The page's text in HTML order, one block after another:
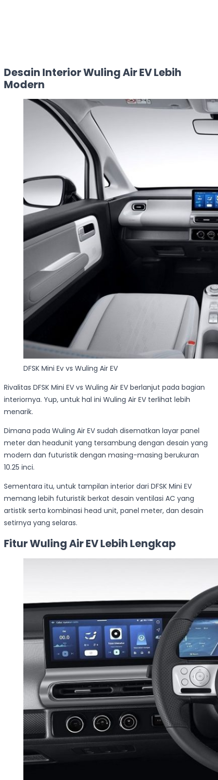
Desain Interior Wuling Air EV Lebih
Modern
DFSK Mini Ev vs Wuling Air EV
Rivalitas DFSK Mini EV vs Wuling Air EV berlanjut pada bagian
interiornya. Yup, untuk hal ini Wuling Air EV terlihat lebih
menarik.
Dimana pada Wuling Air EV sudah disematkan layar panel
meter dan headunit yang tersambung dengan desain yang
modern dan futuristik dengan masing-masing berukuran
10.25 inci.
Sementara itu, untuk tampilan interior dari DFSK Mini EV
memang lebih futuristik berkat desain ventilasi AC yang
artistik serta kombinasi head unit, panel meter, dan desain
setirnya yang selaras.
Fitur Wuling Air EV Lebih Lengkap